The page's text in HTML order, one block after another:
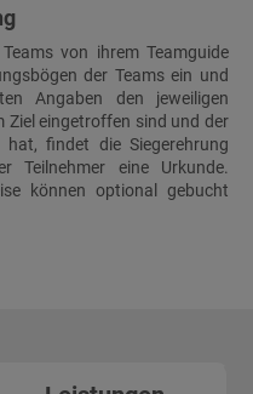
von ihrem Teamguide
der Teams ein und
Angaben den jeweiligen
Ziel eingetroffen sind und der
findet die Siegerehrung
Teilnehmer eine Urkunde.
können optional gebucht